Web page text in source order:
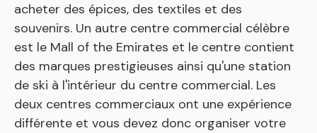
acheter des épices, des textiles et des
souvenirs. Un autre centre commercial célèbre
est le Mall of the Emirates et le centre contient
des marques prestigieuses ainsi qu'une station
de ski à l'intérieur du centre commercial. Les
deux centres commerciaux ont une expérience
différente et vous devez donc organiser votre